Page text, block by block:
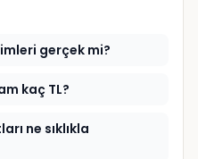
gerçek mi?
kaç TL?
ne sıklıkla